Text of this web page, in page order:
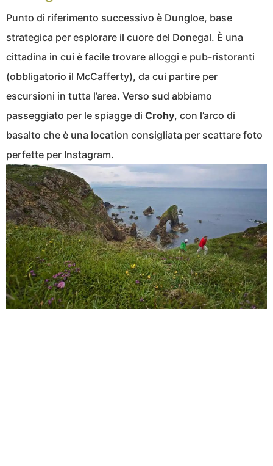
Punto di riferimento successivo è Dungloe, base
strategica per esplorare il cuore del Donegal. È una
cittadina in cui è facile trovare alloggi e pub-ristoranti
(obbligatorio il McCafferty), da cui partire per
escursioni in tutta l’area. Verso sud abbiamo
passeggiato per le spiagge di Crohy, con l’arco di
basalto che è una location consigliata per scattare foto
perfette per Instagram.